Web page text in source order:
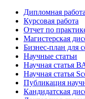
Дипломная работа
Курсовая работа
Отчет по
Магистерская
Бизнес-план для
Научные статьи
Научная статья
Научная статья
Публикация
Кандидатская